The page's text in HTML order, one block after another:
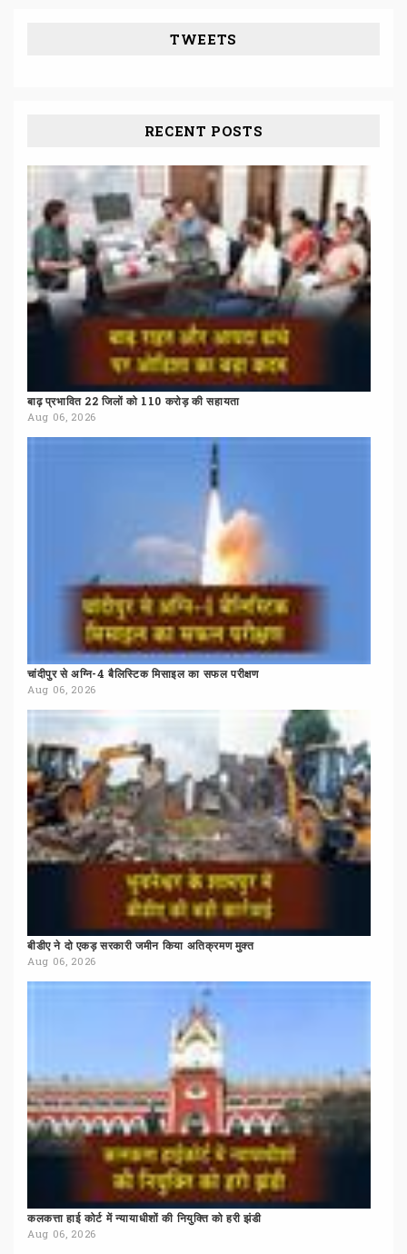
TWEETS
RECENT POSTS
बाढ़ प्रभावित 22 जिलों को 110 करोड़ की सहायता
Aug 06, 2026
चांदीपुर से अग्नि-4 बैलिस्टिक मिसाइल का सफल परीक्षण
Aug 06, 2026
बीडीए ने दो एकड़ सरकारी जमीन किया अतिक्रमण मुक्त
Aug 06, 2026
कलकत्ता हाई कोर्ट में न्यायाधीशों की नियुक्ति को हरी झंडी
Aug 06, 2026